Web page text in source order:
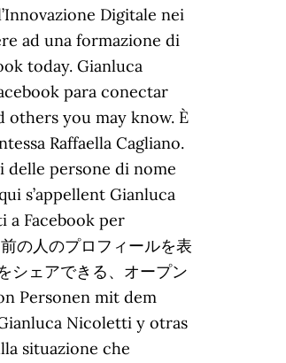
Digitale nei
ad una formazione di
today. Gianluca
others you may know. È
Raffaella Cagliano.
delle persone di nome
s’appellent Gianluca
a Facebook per
の人のプロフィールを表
シェアできる、オープン
Personen mit dem
Nicoletti y otras
situazione che